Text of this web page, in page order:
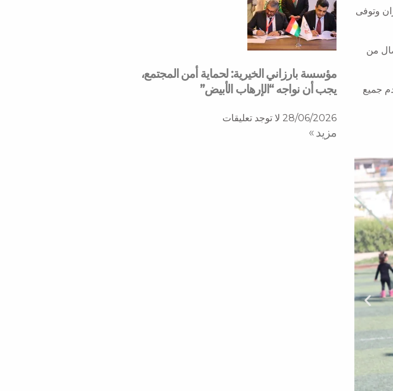
ولد في 14 من شهر اذار سنة 1903 في بارزان وتوفى
من
جميع
مؤسسة بارزاني الخيرية: لحماية أمن المجتمع،
يجب أن نواجه “الإرهاب الأبيض”
28/06/2026 لا توجد تعليقات
مزید »